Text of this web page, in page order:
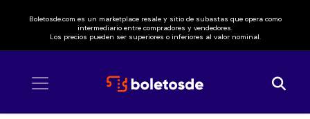
Boletosde.com es un marketplace resale y sitio de subastas que opera como
intermediario entre compradores y vendedores.
Los precios pueden ser superiores o inferiores al valor nominal.